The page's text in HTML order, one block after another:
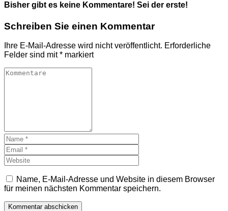
Bisher gibt es keine Kommentare! Sei der erste!
Schreiben Sie einen Kommentar
Ihre E-Mail-Adresse wird nicht veröffentlicht. Erforderliche
Felder sind mit* markiert
Name, E-Mail-Adresse und Website in diesem Browser
für meinen nächsten Kommentar speichern.